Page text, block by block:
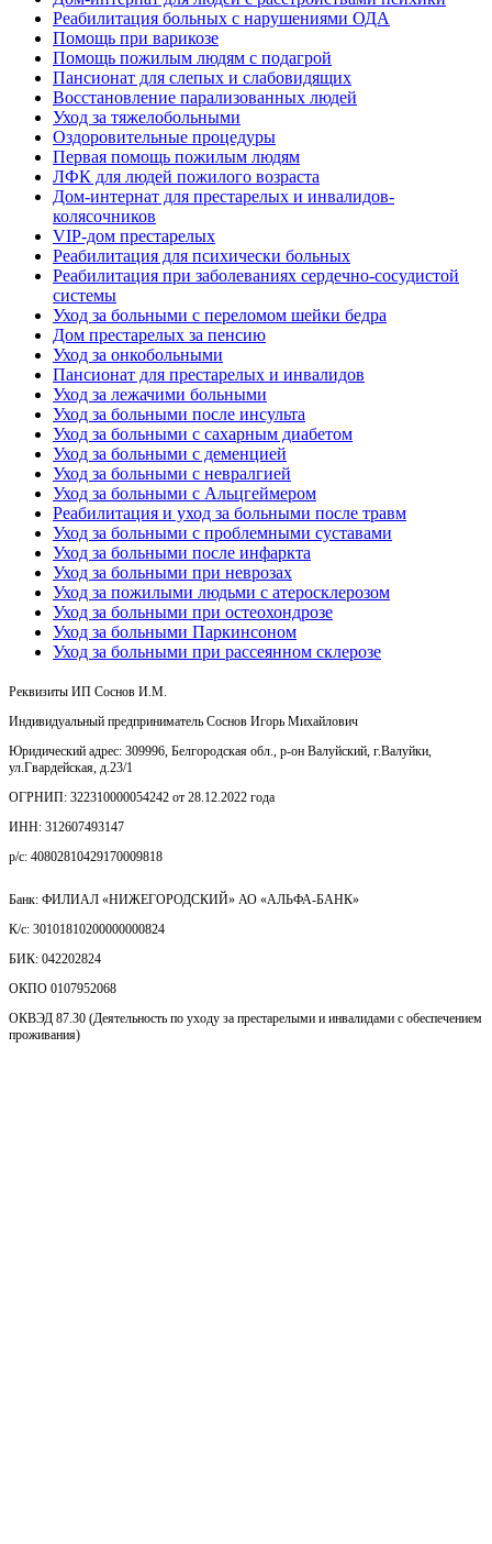
Реабилитация больных с нарушениями ОДА
Помощь при варикозе
Помощь пожилым людям с подагрой
Пансионат для слепых и слабовидящих
Восстановление парализованных людей
Уход за тяжелобольными
Оздоровительные процедуры
Первая помощь пожилым людям
ЛФК для людей пожилого возраста
Дом-интернат для престарелых и инвалидов-
колясочников
VIP-дом престарелых
Реабилитация для психически больных
Реабилитация при заболеваниях сердечно-сосудистой
системы
Уход за больными с переломом шейки бедра
Дом престарелых за пенсию
Уход за онкобольными
Пансионат для престарелых и инвалидов
Уход за лежачими больными
Уход за больными после инсульта
Уход за больными с сахарным диабетом
Уход за больными с деменцией
Уход за больными с невралгией
Уход за больными с Альцгеймером
Реабилитация и уход за больными после травм
Уход за больными с проблемными суставами
Уход за больными после инфаркта
Уход за больными при неврозах
Уход за пожилыми людьми с атеросклерозом
Уход за больными при остеохондрозе
Уход за больными Паркинсоном
Уход за больными при рассеянном склерозе
Реквизиты ИП Соснов И.М.
Индивидуальный предприниматель Соснов Игорь Михайлович
Юридический адрес: 309996, Белгородская обл., р-он Валуйский, г.Валуйки,
ул.Гвардейская, д.23/1
ОГРНИП: 322310000054242 от 28.12.2022 года
ИНН: 312607493147
р/с: 40802810429170009818
Банк: ФИЛИАЛ «НИЖЕГОРОДСКИЙ» АО «АЛЬФА-БАНК»
К/с: 30101810200000000824
БИК: 042202824
ОКПО 0107952068
ОКВЭД 87.30 (Деятельность по уходу за престарелыми и инвалидами с обеспечением
проживания)